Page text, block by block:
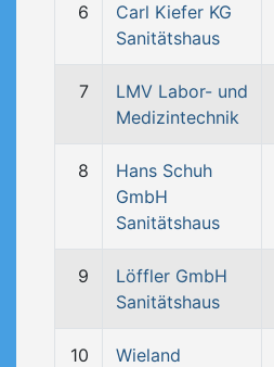
6
Carl Kiefer KG
Sanitätshaus
7
LMV Labor- und
Medizintechnik
8
Hans Schuh
GmbH
Sanitätshaus
9
Löffler GmbH
Sanitätshaus
10
Wieland